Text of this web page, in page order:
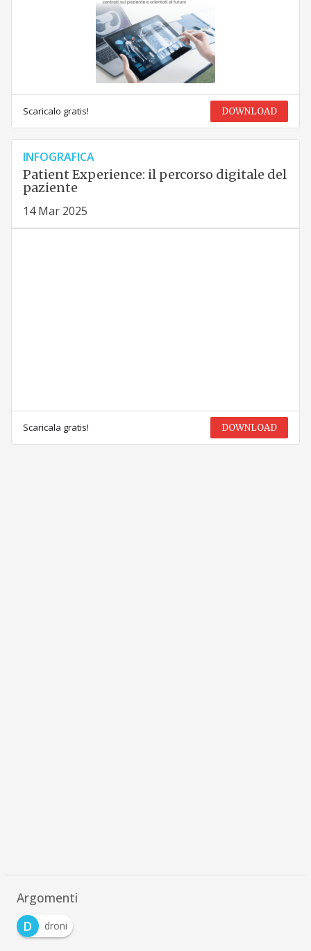
Scaricalo gratis! DOWNLOAD
INFOGRAFICA
Patient Experience: il percorso digitale del
paziente
14 Mar 2025
Scaricala gratis! DOWNLOAD
Argomenti
D
droni